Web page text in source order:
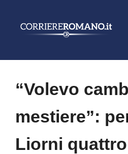
“Volevo
mestiere”:
Liorni